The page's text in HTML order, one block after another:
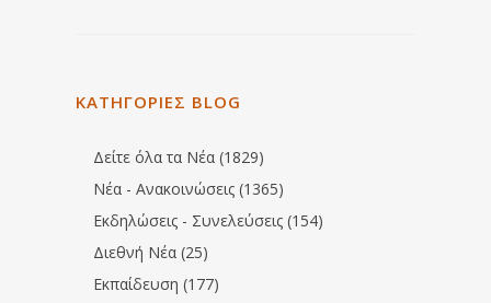
ΚΑΤΗΓΟΡΙΕΣ BLOG
Δείτε όλα τα Νέα (1829)
Νέα - Ανακοινώσεις (1365)
Εκδηλώσεις - Συνελεύσεις (154)
Διεθνή Νέα (25)
Εκπαίδευση (177)